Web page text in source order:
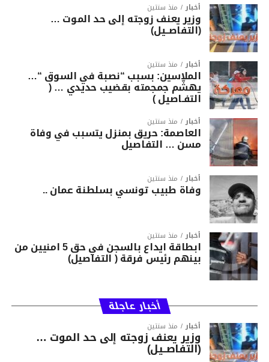
أخبار منذ سنتين
وزير يعنف زوجته إلى حد الموت …
(التفاصــيل)
أخبار منذ سنتين
الملاسين: بسبب “نصبة في السوق “…
يهشّم جمجمته بقضيب حديدي … (
التفـاصيل )
أخبار منذ سنتين
العاصمة: حريق بمنزل يتسبب في وفاة
مسن … التفاصيل
أخبار منذ سنتين
وفاة طبيب تونسي بسلطنة عمان ..
أخبار منذ سنتين
ابطاقة ايداع بالسجن في حق 5 امنيين من
بينهم رئيس فرقة ( التفاصيل)
أخبار عاجلة
أخبار منذ سنتين
وزير يعنف زوجته إلى حد الموت …
(التفاصــيل)